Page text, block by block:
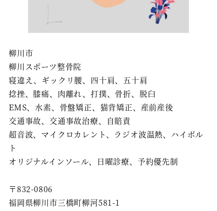
柳川市
柳川スポーツ整骨院
寝違え、ギックリ腰、四十肩、五十肩
捻挫、膝痛、肉離れ、打撲、骨折、脱臼
EMS、水素、骨盤矯正、猫背矯正、産前産後
交通事故、交通事故治療、自賠責
超音波、マイクロカレント、ラジオ波温熱、ハイボル
ト
オリジナルインソール、日曜診療、予約優先制
〒832-0806
福岡県柳川市三橋町柳河581-1